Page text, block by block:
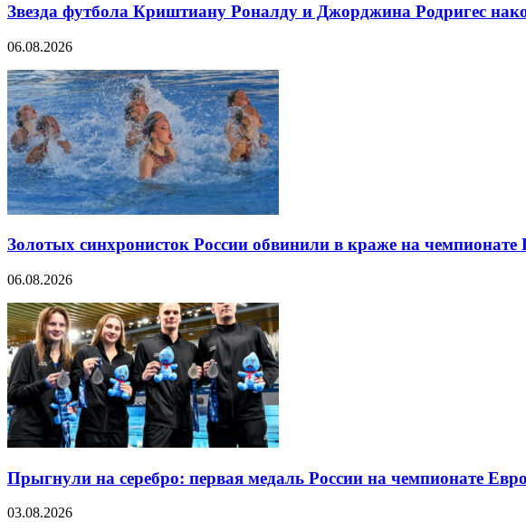
Звезда футбола Криштиану Роналду и Джорджина Родригес
06.08.2026
Золотых синхронисток России обвинили в краже на
06.08.2026
Прыгнули на серебро: первая медаль России на чемпионате
03.08.2026